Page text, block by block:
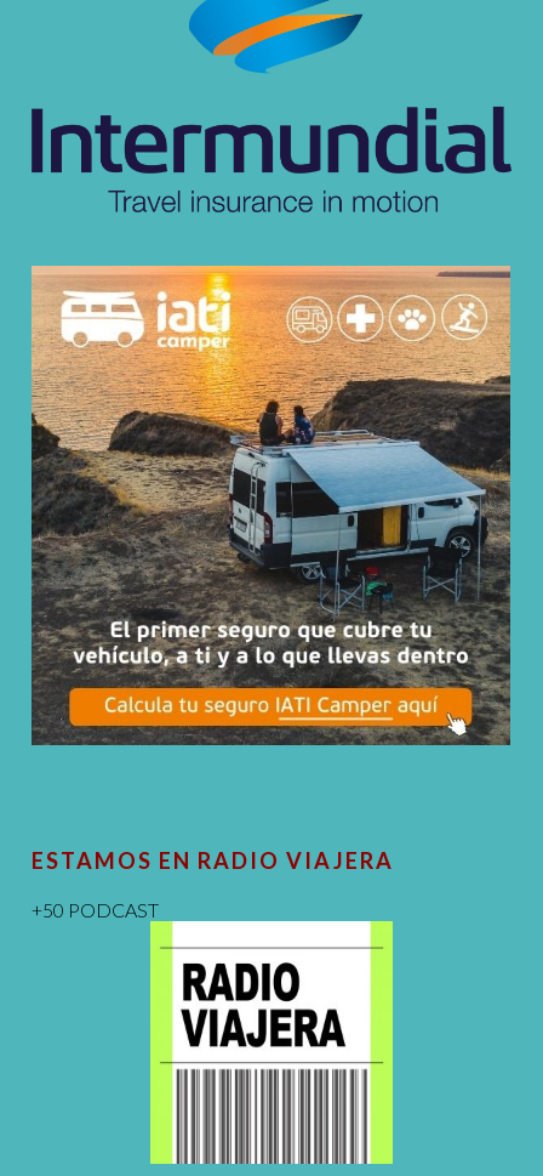
ESTAMOS EN RADIO VIAJERA
+50 PODCAST